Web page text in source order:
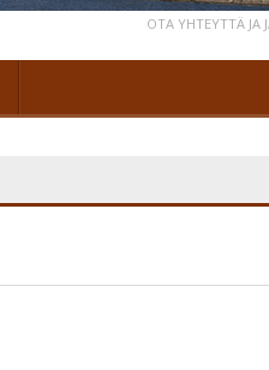
OTA YHTEYTTÄ JA